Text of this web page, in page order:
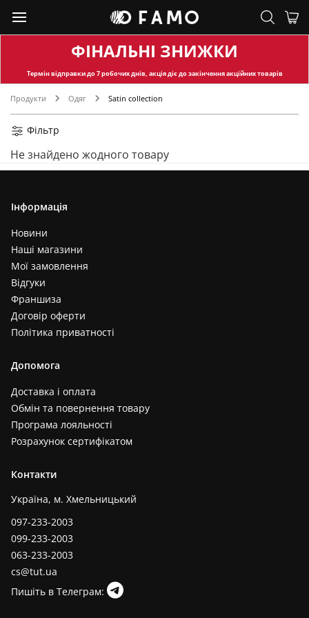
ФІНАЛЬНІ ЗНИЖКИ
Термін відправкидо 7 робочих днів, акція діє до закінчення акційних товарів
Продукти Одяг Satin collection
Фільтр
Не знайдено жодного товару
Інформація
Новини
Наші магазини
Мої замовлення
Відгуки
Франшиза
Договір оферти
Політика приватності
Допомога
Доставка і оплата
Обмін та повернення товару
Програма лояльності
Розрахунок сертифікатом
Контакти
Україна, м. Хмельницький
097-233-2003
099-233-2003
063-233-2003
cs@tut.ua
Пишіть в Телеграм: